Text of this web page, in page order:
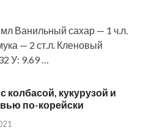
Ванильный сахар — 1 ч.л.
— 2 ст.л. Кленовый
У: 9.69 …
колбасой, кукурузой и
по-корейски